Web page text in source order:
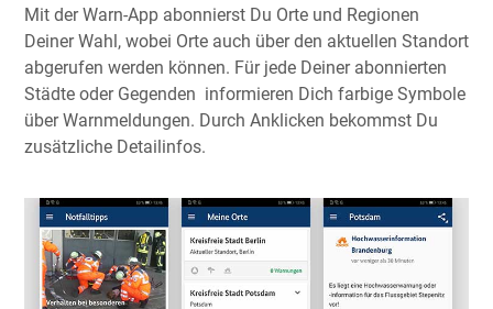
Mit der Warn-App abonnierst Du Orte und Regionen
Deiner Wahl, wobei Orte auch über den aktuellen Standort
abgerufen werden können. Für jede Deiner abonnierten
Städte oder Gegenden informieren Dich farbige Symbole
über Warnmeldungen. Durch Anklicken bekommst Du
zusätzliche Detailinfos.